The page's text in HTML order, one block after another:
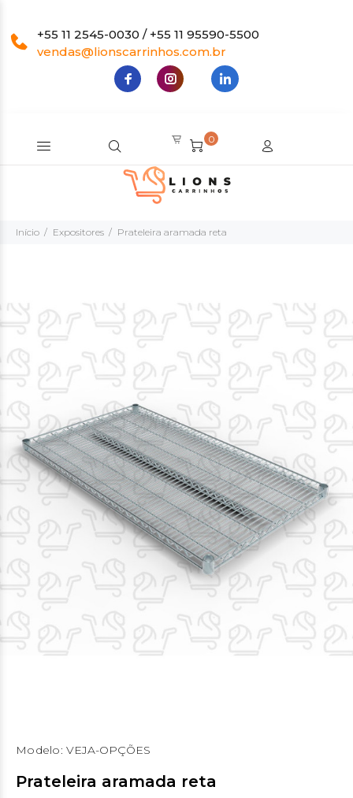
+55 11 2545-0030 / +55 11 95590-5500
vendas@lionscarrinhos.com.br
0
Início Expositores Prateleira aramada reta
Modelo: VEJA-OPÇÕES
Prateleira aramada reta